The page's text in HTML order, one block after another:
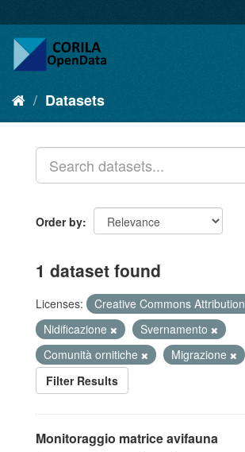
Datasets
Order by
1 dataset found
Licenses: Creative Commons Attribution
Nidificazione
Svernamento
Comunità ornitiche
Migrazione
Filter Results
Monitoraggio matrice avifauna